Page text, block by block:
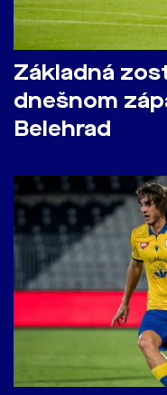
Základná
dnešnom
Belehrad